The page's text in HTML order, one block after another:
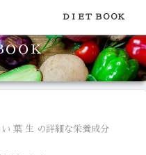
わかる！健康やダイエットに
ＯＯＫ
い 葉 生 の詳細な栄養成分
ＤＩＥＴ ＢＯＯＫ